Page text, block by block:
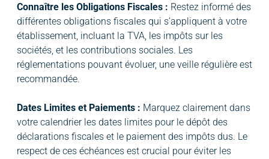
Connaître les Obligations Fiscales : Restez informé des
différentes obligations fiscales qui s’appliquent à votre
établissement, incluant la TVA, les impôts sur les
sociétés, et les contributions sociales. Les
réglementations pouvant évoluer, une veille régulière est
recommandée.
Dates Limites et Paiements : Marquez clairement dans
votre calendrier les dates limites pour le dépôt des
déclarations fiscales et le paiement des impôts dus. Le
respect de ces échéances est crucial pour éviter les